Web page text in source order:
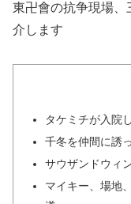
東卍會の抗争現場、
介します
タケミチが入院
千冬を仲間に誘
サウザンドウィ
マイキー、場地